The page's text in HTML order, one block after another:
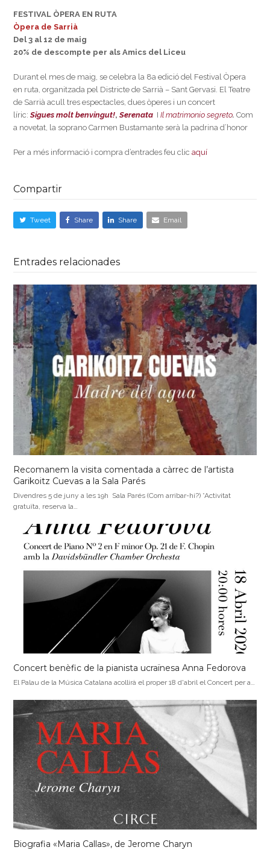
FESTIVAL ÒPERA EN RUTA
Òpera de Sarrià
Del 3 al 12 de maig
20% de descompte per als Amics del Liceu
Durant el mes de maig, se celebra la 8a edició del Festival Òpera
en ruta, organitzada pel Districte de Sarrià – Sant Gervasi. El Teatre
de Sarrià acull tres espectacles, dues òperes i un concert
líric:Sigues molt benvingut!,Serenata IIl matrimonio segreto. Com
a novetat, la soprano Carmen Bustamante serà la padrina d’honor
Per a més informació i compra d’entrades feu clicaquí
Compartir
Tweet Share Share Email
Entrades relacionades
Recomanem la visita comentada a càrrec de l’artista
Garikoitz Cuevas a la Sala Parés
Divendres 5 de juny a les 19h Sala Parés (Com arribar-hi?) *Activitat
gratuïta, reserva la…
Concert benèfic de la pianista ucraïnesa Anna Fedorova
El Palau de la Música Catalana acollirà el proper 18 d'abril el Concert per a…
Biografia «Maria Callas», de Jerome Charyn